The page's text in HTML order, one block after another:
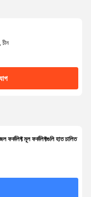
মূল ফর্কলিফ্টগুলি হাত চালিত